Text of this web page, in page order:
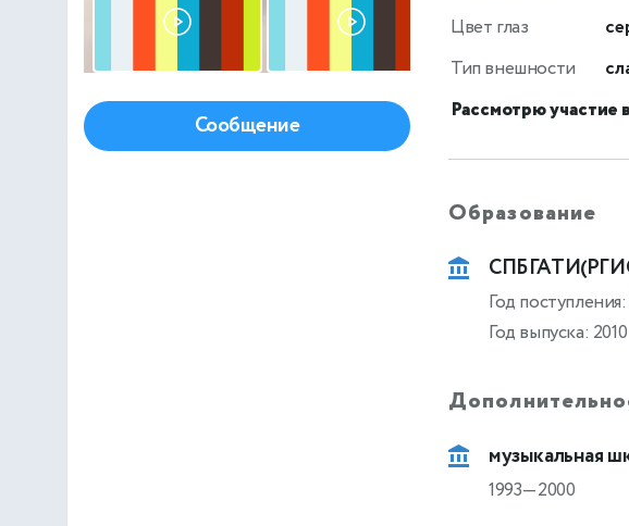
Сообщение
Цвет глаз
Тип внешности
Рассмотрю участие
Образование
Год
Год выпуска: 2010
музыкальная
1993—2000